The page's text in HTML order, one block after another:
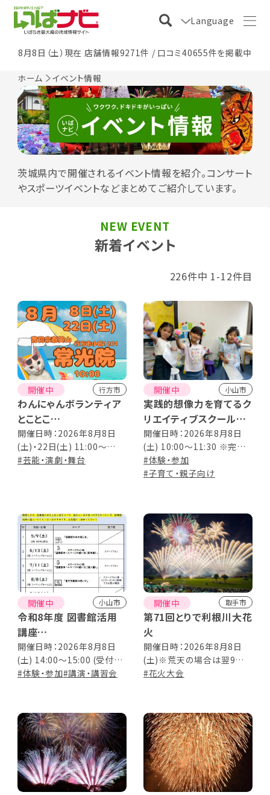
Language
8月8日（土）現在 店舗情報9271件 / 口コミ40655件を掲載中
ホーム イベント情報
茨城県内で開催されるイベント情報を紹介。コンサート
やスポーツイベントなどまとめてご紹介しています。
新着イベント
NEW EVENT
226件中 1-12件目
開催中 行方市
わんにゃんボランティア
とことこ
保護猫譲渡会
開催日時：2026年8月8日
(土)・22日(土) 11:00～
14:00
#芸能・演劇・舞台
開催中 小山市
実践的想像力を育てるク
リエイティブスクール
スコップスクール親子体
験教室
開催日時：2026年8月8日
(土) 10:00～11:30 ※完全
予約制
#体験・参加
#子育て・親子向け
開催中 小山市
令和8年度 図書館活用
講座
第4回 「電子図書館の使
い方」
開催日時：2026年8月8日
(土) 14:00～15:00 (受付
13:50～)
#体験・参加#講演・講習会
開催中 取手市
第71回とりで利根川大花
火
開催日時：2026年8月8日
(土)※荒天の場合は翌9日
(日)に延期 花火19:00～
20:05～20:20
#花火大会